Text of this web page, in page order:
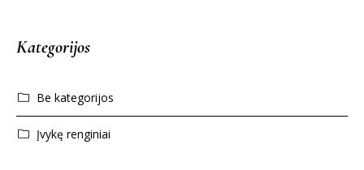
Kategorijos
Be kategorijos
Įvykę renginiai